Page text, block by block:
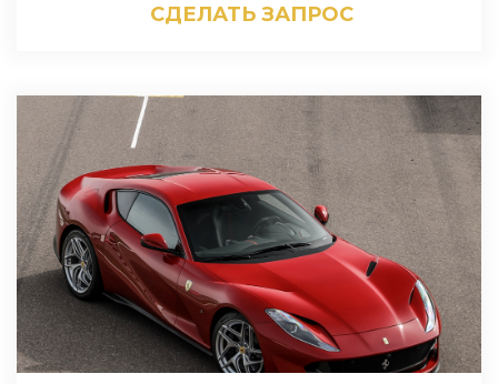
СДЕЛАТЬ ЗАПРОС